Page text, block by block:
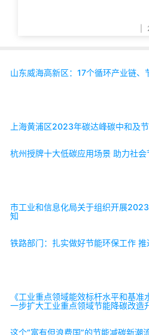
山东威海高新区：17个循环产业链、
上海黄浦区2023年碳达峰碳中和及
杭州授牌十大低碳应用场景 助力社会
市工业和信息化局关于组织开展
知
铁路部门：扎实做好节能环保工作
《工业重点领域能效标杆水平和基
一步扩大工业重点领域节能降碳改造
这个“富有但浪费国”的节能减碳新潮